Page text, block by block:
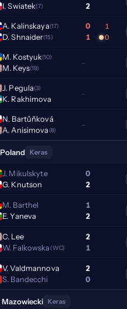
I. Swiatek(7)
2
A. Kalinskaya(17)
D. Shnaider(15)
0 1
1 0
M. Kostyuk(10)
M. Keys(19)
–
J. Pegula(3)
K. Rakhimova
–
N. Bartůňková
A. Anisimova (8)
–
Keras
J. Mikulskyte
G. Knutson
0
2
M. Barthel
E. Yaneva
1
2
C. Lee
W. Falkowska (WC)
2
1
V. Valdmannova
S. Bandecchi
2
0
Keras